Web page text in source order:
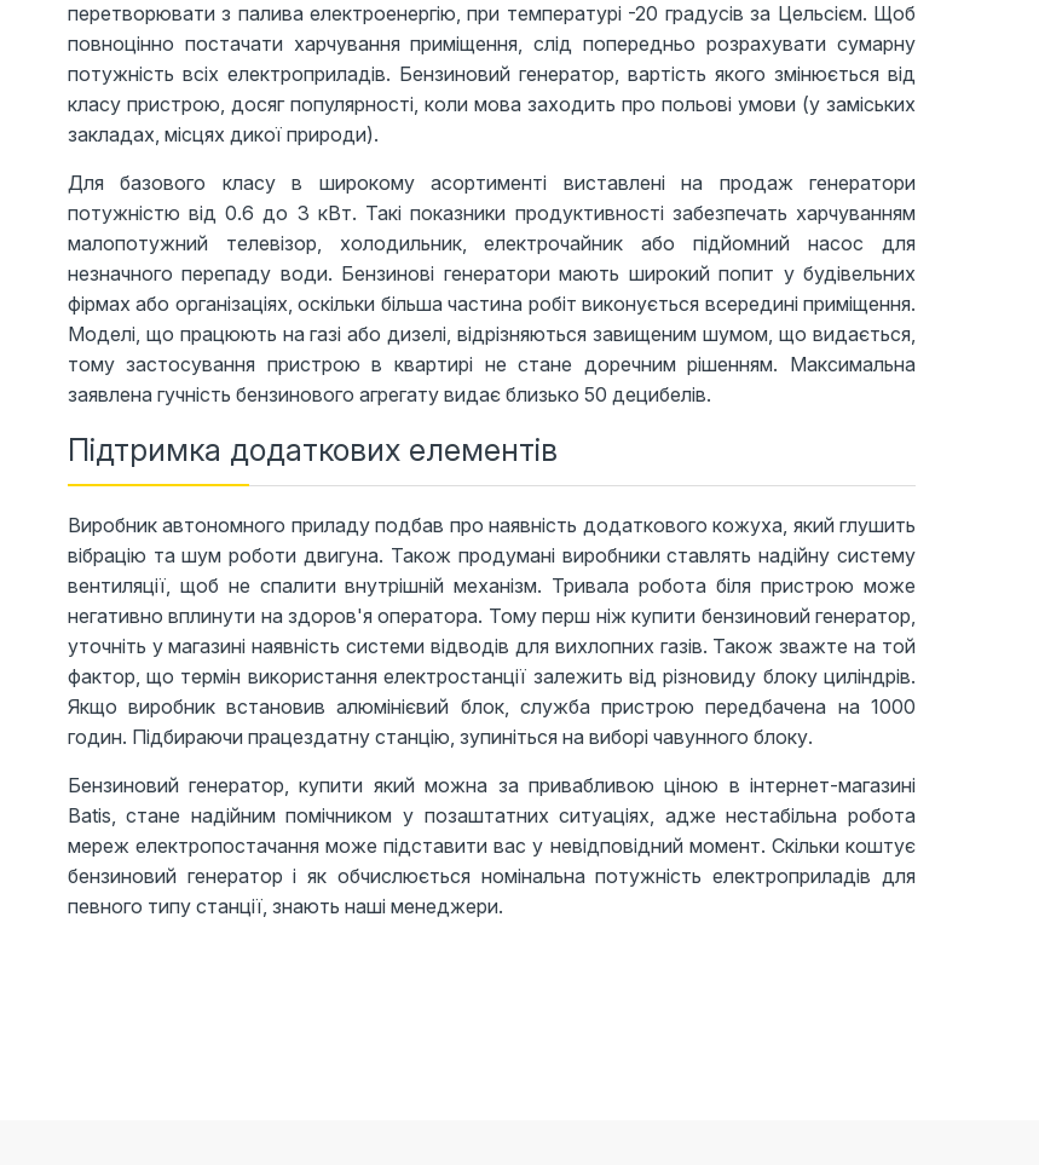
перетворювати з палива електроенергію, при температурі -20 градусів за Цельсієм. Щоб
повноцінно постачати харчування приміщення, слід попередньо розрахувати сумарну
потужність всіх електроприладів. Бензиновий генератор, вартість якого змінюється від
класу пристрою, досяг популярності, коли мова заходить про польові умови (у заміських
закладах, місцях дикої природи).
Для базового класу в широкому асортименті виставлені на продаж генератори
потужністю від 0.6 до 3 кВт. Такі показники продуктивності забезпечать харчуванням
малопотужний телевізор, холодильник, електрочайник або підйомний насос для
незначного перепаду води. Бензинові генератори мають широкий попит у будівельних
фірмах або організаціях, оскільки більша частина робіт виконується всередині приміщення.
Моделі, що працюють на газі або дизелі, відрізняються завищеним шумом, що видається,
тому застосування пристрою в квартирі не стане доречним рішенням. Максимальна
заявлена ​​гучність бензинового агрегату видає близько 50 децибелів.
Підтримка додаткових елементів
Виробник автономного приладу подбав про наявність додаткового кожуха, який глушить
вібрацію та шум роботи двигуна. Також продумані виробники ставлять надійну систему
вентиляції, щоб не спалити внутрішній механізм. Тривала робота біля пристрою може
негативно вплинути на здоров'я оператора. Тому перш ніж купити бензиновий генератор,
уточніть у магазині наявність системи відводів для вихлопних газів. Також зважте на той
фактор, що термін використання електростанції залежить від різновиду блоку циліндрів.
Якщо виробник встановив алюмінієвий блок, служба пристрою передбачена на 1000
годин. Підбираючи працездатну станцію, зупиніться на виборі чавунного блоку.
Бензиновий генератор, купити який можна за привабливою ціною в інтернет-магазині
Batis, стане надійним помічником у позаштатних ситуаціях, адже нестабільна робота
мереж електропостачання може підставити вас у невідповідний момент. Скільки коштує
бензиновий генератор і як обчислюється номінальна потужність електроприладів для
певного типу станції, знають наші менеджери.